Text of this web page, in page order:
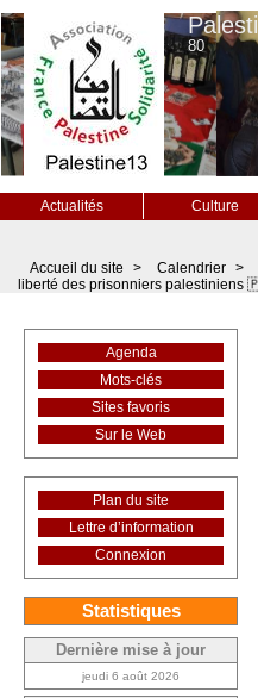
80
Actualités Culture
Accueil du site > Calendrier >
liberté des prisonniers palestiniens
Agenda
Mots-clés
Sites favoris
Sur le Web
Plan du site
Lettre d’information
Connexion
Statistiques
Dernière mise à jour
jeudi 6 août 2026